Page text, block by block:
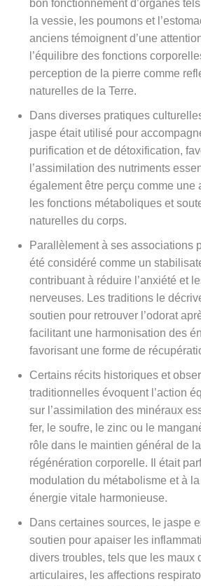
bon fonctionnement d’organes
la vessie, les poumons et
anciens témoignent d’une
l’équilibre des fonctions
perception de la pierre comme
naturelles de la Terre.
Dans diverses pratiques
jaspe était utilisé pour
purification et de détoxification,
l’assimilation des nutriments
également être perçu comme une
les fonctions métaboliques et
naturelles du corps.
Parallèlement à ses associations
été considéré comme un
contribuant à réduire l’anxiété et
nerveuses. Les traditions le
soutien pour retrouver l’odorat
facilitant une harmonisation des
favorisant une forme de
Certains récits historiques et
traditionnelles évoquent l’action
sur l’assimilation des minéraux
fer, le soufre, le zinc ou le
rôle dans le maintien général de
régénération corporelle. Il était
modulation du métabolisme et à
énergie vitale harmonieuse.
Dans certaines sources, le jaspe
soutien pour apaiser les
divers troubles, tels que les maux
articulaires, les affections